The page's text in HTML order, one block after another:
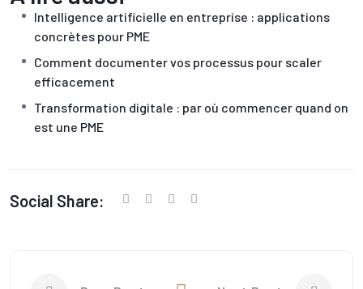
Intelligence artificielle en entreprise : applications
concrètes pour PME
Comment documenter vos processus pour scaler
efficacement
Transformation digitale : par où commencer quand on
est une PME
Social Share: